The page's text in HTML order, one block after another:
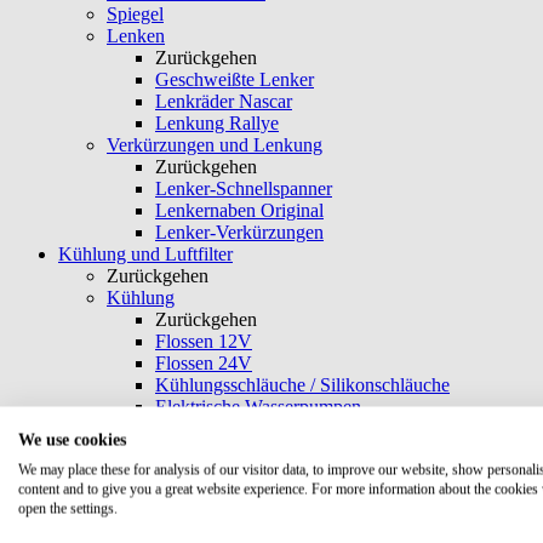
Spiegel
Lenken
Zurückgehen
Geschweißte Lenker
Lenkräder Nascar
Lenkung Rallye
Verkürzungen und Lenkung
Zurückgehen
Lenker-Schnellspanner
Lenkernaben Original
Lenker-Verkürzungen
Kühlung und Luftfilter
Zurückgehen
Kühlung
Zurückgehen
Flossen 12V
Flossen 24V
Kühlungsschläuche / Silikonschläuche
Elektrische Wasserpumpen
Aluminiumrohre und -bögen
Kühler & Kühlerdeckel
We use cookies
We may place these for analysis of our visitor data, to improve our website, show
content and to give you a great website experience. For more information about the cookies
open the settings.